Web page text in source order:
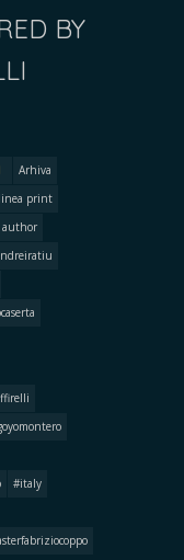
BY
Arhiva
print
author
#italy